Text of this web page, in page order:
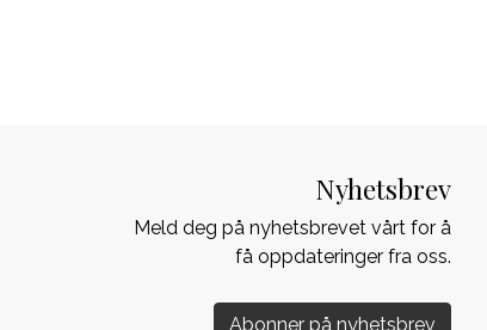
Nyhetsbrev
Meld deg på nyhetsbrevet vårt for å
få oppdateringer fra oss.
Abonner på nyhetsbrev